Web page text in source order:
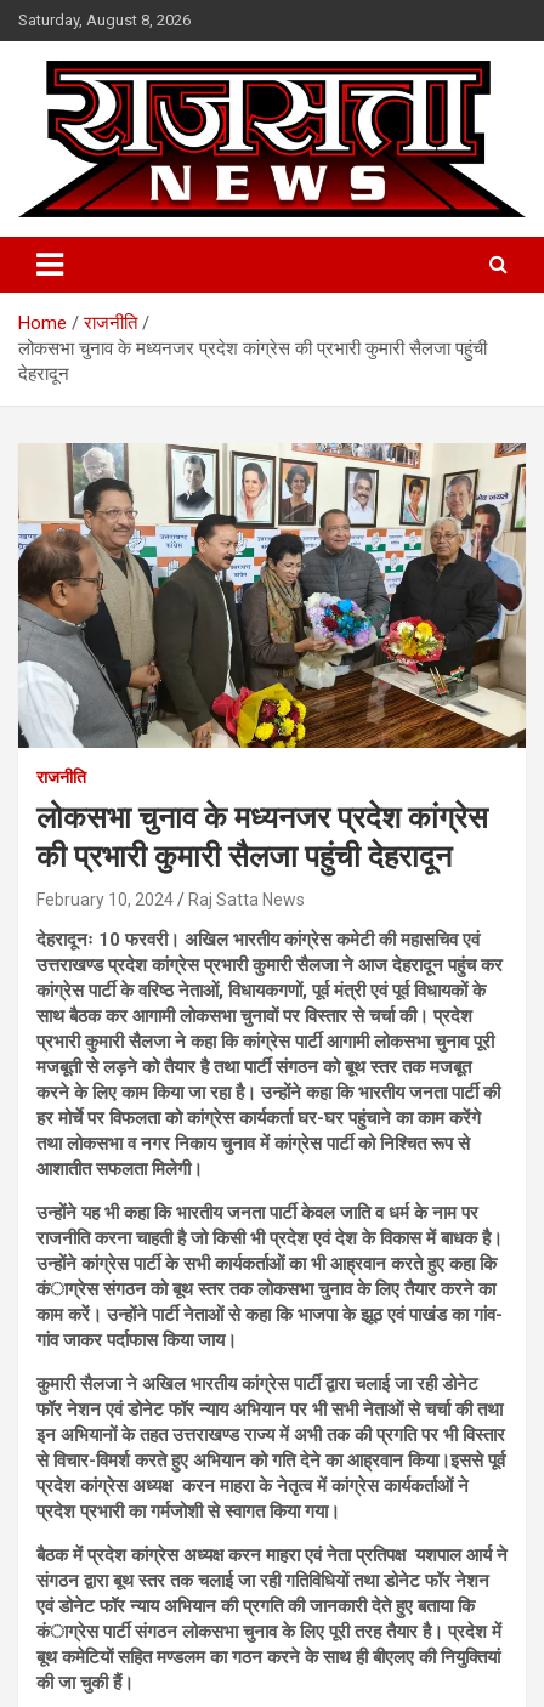
Skip
to
content
Saturday, August 8, 2026
Raj Satta News
Home
राजनीति
लोकसभा चुनाव के मध्यनजर प्रदेश कांग्रेस की प्रभारी कुमारी सैलजा पहुंची
देहरादून
राजनीति
लोकसभा चुनाव के मध्यनजर प्रदेश कांग्रेस
की प्रभारी कुमारी सैलजा पहुंची देहरादून
February 10, 2024 Raj Satta News
देहरादूनः 10 फरवरी। अखिल भारतीय कांग्रेस कमेटी की महासचिव एवं
उत्तराखण्ड प्रदेश कांग्रेस प्रभारी कुमारी सैलजा ने आज देहरादून पहुंच कर
कांग्रेस पार्टी के वरिष्ठ नेताओं, विधायकगणों, पूर्व मंत्री एवं पूर्व विधायकों के
साथ बैठक कर आगामी लोकसभा चुनावों पर विस्तार से चर्चा की। प्रदेश
प्रभारी कुमारी सैलजा ने कहा कि कांग्रेस पार्टी आगामी लोकसभा चुनाव पूरी
मजबूती से लड़ने को तैयार है तथा पार्टी संगठन को बूथ स्तर तक मजबूत
करने के लिए काम किया जा रहा है। उन्होंने कहा कि भारतीय जनता पार्टी की
हर मोर्चे पर विफलता को कांग्रेस कार्यकर्ता घर-घर पहुंचाने का काम करेंगे
तथा लोकसभा व नगर निकाय चुनाव में कांग्रेस पार्टी को निश्चित रूप से
आशातीत सफलता मिलेगी।
उन्होंने यह भी कहा कि भारतीय जनता पार्टी केवल जाति व धर्म के नाम पर
राजनीति करना चाहती है जो किसी भी प्रदेश एवं देश के विकास में बाधक है।
उन्होंने कांग्रेस पार्टी के सभी कार्यकर्ताओं का भी आह्रवान करते हुए कहा कि
कंाग्रेस संगठन को बूथ स्तर तक लोकसभा चुनाव के लिए तैयार करने का
काम करें। उन्होंने पार्टी नेताओं से कहा कि भाजपा के झूठ एवं पाखंड का गांव-
गांव जाकर पर्दाफास किया जाय।
कुमारी सैलजा ने अखिल भारतीय कांग्रेस पार्टी द्वारा चलाई जा रही डोनेट
फॉर नेशन एवं डोनेट फॉर न्याय अभियान पर भी सभी नेताओं से चर्चा की तथा
इन अभियानों के तहत उत्तराखण्ड राज्य में अभी तक की प्रगति पर भी विस्तार
से विचार-विमर्श करते हुए अभियान को गति देने का आह्रवान किया।इससे पूर्व
प्रदेश कांग्रेस अध्यक्ष करन माहरा के नेतृत्व में कांग्रेस कार्यकर्ताओं ने
प्रदेश प्रभारी का गर्मजोशी से स्वागत किया गया।
बैठक में प्रदेश कांग्रेस अध्यक्ष करन माहरा एवं नेता प्रतिपक्ष यशपाल आर्य ने
संगठन द्वारा बूथ स्तर तक चलाई जा रही गतिविधियों तथा डोनेट फॉर नेशन
एवं डोनेट फॉर न्याय अभियान की प्रगति की जानकारी देते हुए बताया कि
कंाग्रेस पार्टी संगठन लोकसभा चुनाव के लिए पूरी तरह तैयार है। प्रदेश में
बूथ कमेटियों सहित मण्डलम का गठन करने के साथ ही बीएलए की नियुक्तियां
की जा चुकी हैं।